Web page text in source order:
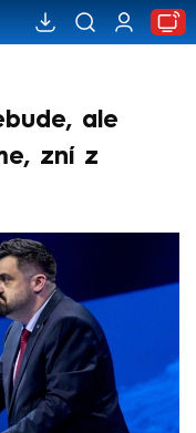
ale
zní z